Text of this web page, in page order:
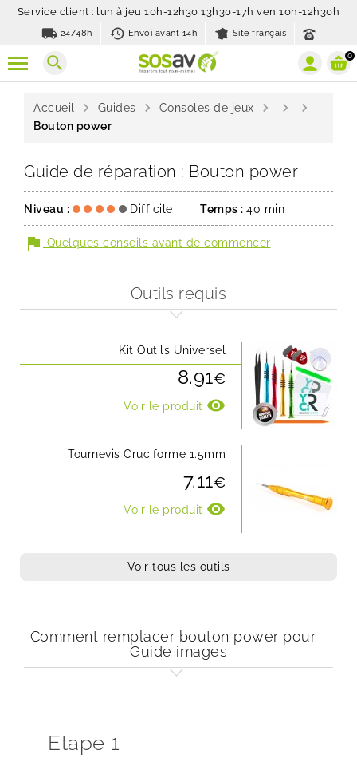
Service client : lun à jeu 10h-12h30 13h30-17h ven 10h-12h30h
local_shipping 24/48h history_toggle_off
Envoi avant 14h Site français
search 0
Accueil chevron_right Guides chevron_right Consoles de jeux chevron_right chevron_right chevron_right
Bouton power
Guide de réparation : Bouton power
Niveau : Difficile Temps : 40 min
flag Quelques conseils avant de commencer
Outils requis
Kit Outils Universel
8.91€
Voir le produit visibility
Tournevis Cruciforme 1.5mm
7.11€
Voir le produit visibility
Voir tous les outils
Comment remplacer bouton power pour -
Guide images
Etape 1